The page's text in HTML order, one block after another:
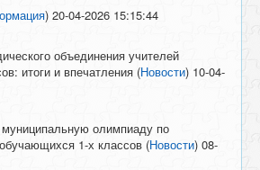
) 20-04-2026 15:15:44
объединения учителей
итоги и впечатления (Новости) 10-04-
олимпиаду по
1-х классов (Новости) 08-